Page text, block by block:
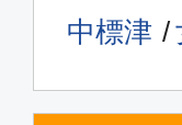
中標津